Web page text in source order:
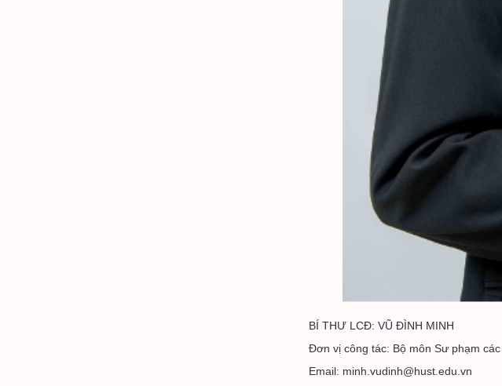
BÍ THƯ LCĐ: VŨ ĐÌNH MINH
Đơn vị công tác: Bộ môn Sư phạm
Email: minh.vudinh@hust.edu.vn